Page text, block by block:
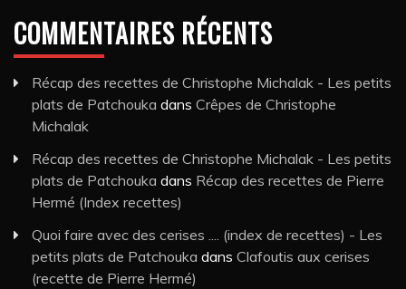
COMMENTAIRES RÉCENTS
Récap des recettes de Christophe Michalak - Les petits
plats de Patchouka dans Crêpes de Christophe
Michalak
Récap des recettes de Christophe Michalak - Les petits
plats de Patchouka dans Récap des recettes de Pierre
Hermé (Index recettes)
Quoi faire avec des cerises .... (index de recettes) - Les
petits plats de Patchouka dans Clafoutis aux cerises
(recette de Pierre Hermé)